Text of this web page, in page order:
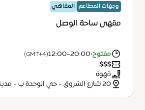
وجهات المطاعم المقاهي
مقهى ساحة الوصل
مفتوح•
12:00-20:00
(GMT+4)
$
$
$
قهوة
20 شارع الشروق - حي الوحدة ب -